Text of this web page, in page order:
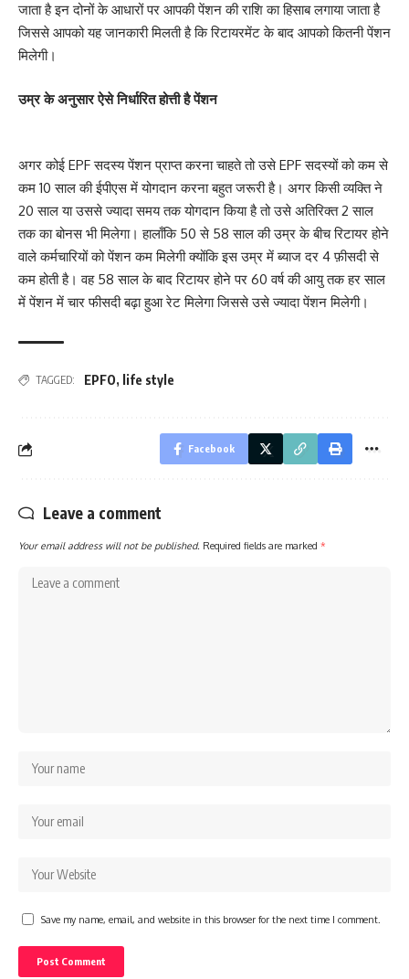
जाता है इन दोनों के आधारों पर आपकी पेंशन की राशि का हिसाब लगाया जाता है
जिससे आपको यह जानकारी मिलती है कि रिटायरमेंट के बाद आपको कितनी पेंशन
मिलेगी।
उम्र के अनुसार ऐसे निर्धारित होत्ती है पेंशन
अगर कोई EPF सदस्य पेंशन प्राप्त करना चाहते तो उसे EPF सदस्यों को कम से
कम 10 साल की ईपीएस में योगदान करना बहुत जरूरी है। अगर किसी व्यक्ति ने
20 साल या उससे ज्यादा समय तक योगदान किया है तो उसे अतिरिक्त 2 साल
तक का बोनस भी मिलेगा। हालाँकि 50 से 58 साल की उम्र के बीच रिटायर होने
वाले कर्मचारियों को पेंशन कम मिलेगी क्योंकि इस उम्र में ब्याज दर 4 फ़ीसदी से
कम होती है। वह 58 साल के बाद रिटायर होने पर 60 वर्ष की आयु तक हर साल
में पेंशन में चार फीसदी बढ़ा हुआ रेट मिलेगा जिससे उसे ज्यादा पेंशन मिलेगी।
TAGGED: EPFO, life style
Facebook
Leave a comment
Your email address will not be published. Required fields are marked *
Save my name, email, and website in this browser for the next time I comment.